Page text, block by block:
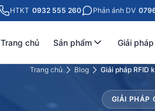
HTKT 0932 555 260 Phản ánh DV
Trang chủ Sản phẩm Giải
Trang chủ Blog Giải pháp RFID
GIẢI PHÁP